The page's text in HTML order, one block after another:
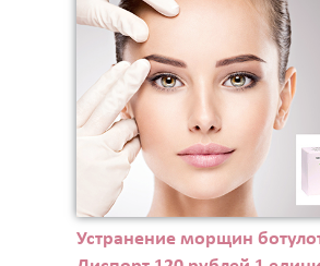
Устранение морщин